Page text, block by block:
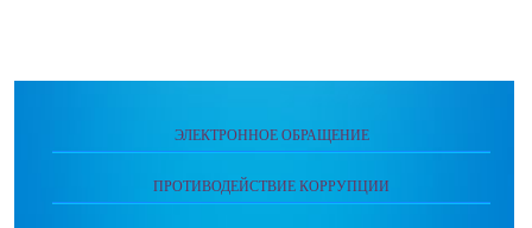
ЭЛЕКТРОННОЕ ОБРАЩЕНИЕ
ПРОТИВОДЕЙСТВИЕ КОРРУПЦИИ